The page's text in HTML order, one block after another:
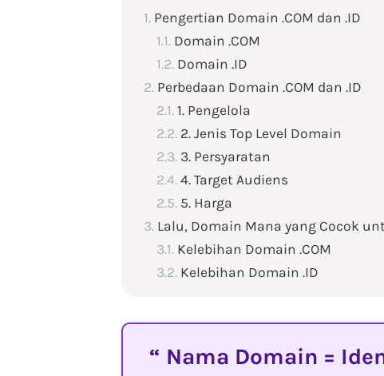
Pengertian Domain .COM dan .ID
Domain .COM
Domain .ID
Perbedaan Domain .COM dan .ID
1. Pengelola
2. Jenis Top Level Domain
3. Persyaratan
4. Target Audiens
5. Harga
Lalu, Domain Mana yang Cocok
Kelebihan Domain .COM
Kelebihan Domain .ID
Nama Domain =